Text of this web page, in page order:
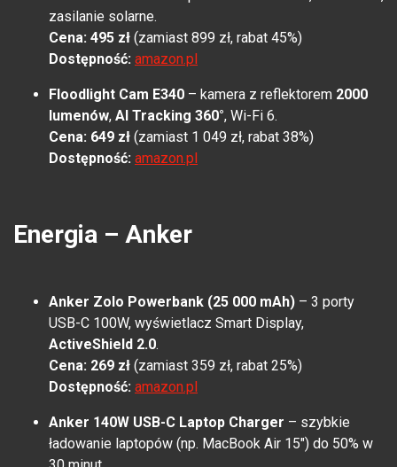
zasilanie solarne.
Cena: 495 zł (zamiast 899 zł, rabat 45%)
Dostępność: amazon.pl
Floodlight Cam E340 – kamera z reflektorem 2000
lumenów, AI Tracking 360°, Wi-Fi 6.
Cena: 649 zł (zamiast 1 049 zł, rabat 38%)
Dostępność: amazon.pl
Energia – Anker
Anker Zolo Powerbank (25 000 mAh) – 3 porty
USB-C 100W, wyświetlacz Smart Display,
ActiveShield 2.0.
Cena: 269 zł (zamiast 359 zł, rabat 25%)
Dostępność: amazon.pl
Anker 140W USB-C Laptop Charger – szybkie
ładowanie laptopów (np. MacBook Air 15") do 50% w